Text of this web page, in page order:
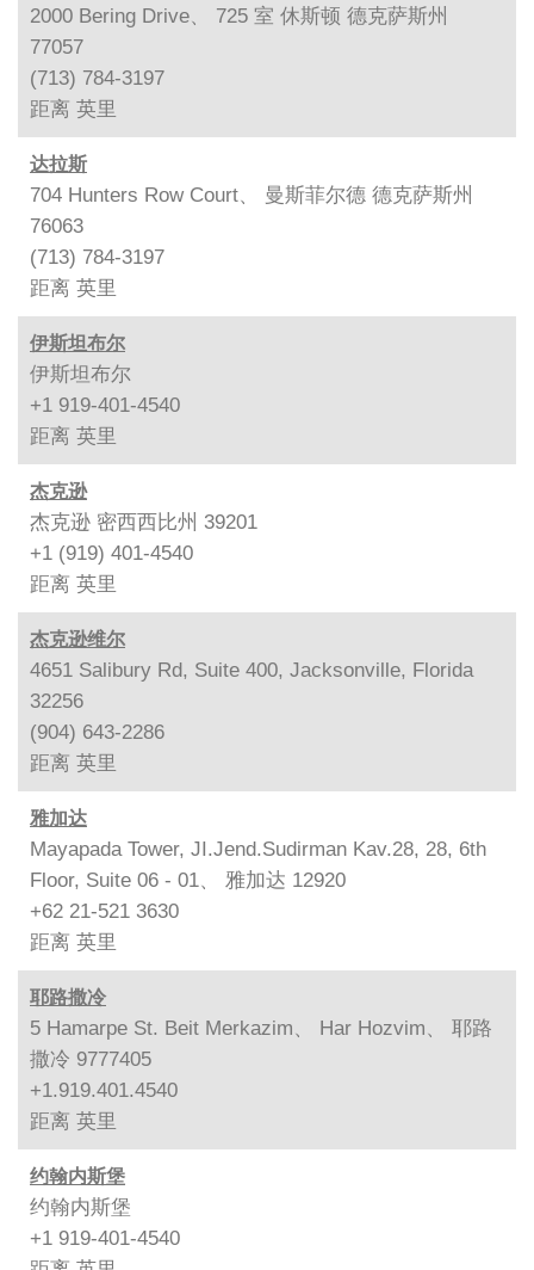
2000 Bering Drive、 725 室 休斯顿 德克萨斯州
77057
(713) 784-3197
距离 英里
达拉斯
704 Hunters Row Court、 曼斯菲尔德 德克萨斯州
76063
(713) 784-3197
距离 英里
伊斯坦布尔
伊斯坦布尔
+1 919-401-4540
距离 英里
杰克逊
杰克逊 密西西比州 39201
+1 (919) 401-4540
距离 英里
杰克逊维尔
4651 Salibury Rd, Suite 400, Jacksonville, Florida
32256
(904) 643-2286
距离 英里
雅加达
Mayapada Tower, JI.Jend.Sudirman Kav.28, 28, 6th
Floor, Suite 06 - 01、 雅加达 12920
+62 21-521 3630
距离 英里
耶路撒冷
5 Hamarpe St. Beit Merkazim、 Har Hozvim、 耶路
撒冷 9777405
+1.919.401.4540
距离 英里
约翰内斯堡
约翰内斯堡
+1 919-401-4540